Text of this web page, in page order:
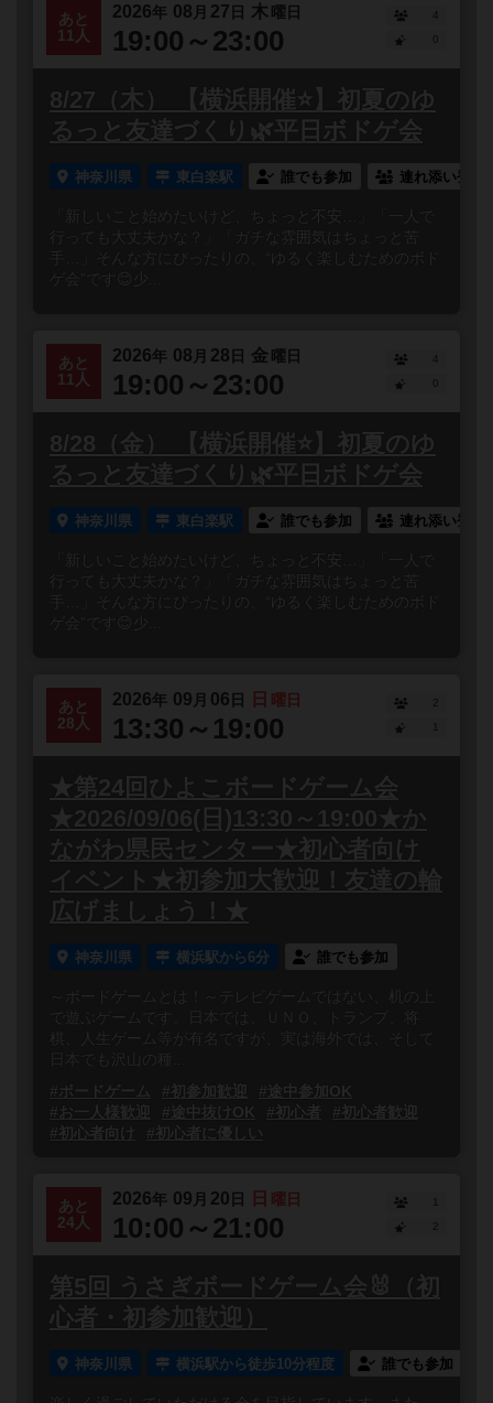
あと
11人
2026年 08 月 27 日 木曜日
19:00～23:00
4
8/27（木） 【横浜開催⭐️】初夏のゆ
るっと友達づくり🌿平日ボドゲ会
神奈川県 東白楽駅 誰でも参加 連れ添い登録
「新しいこと始めたいけど、ちょっと不安…」「一人で
行っても大丈夫かな？」「ガチな雰囲気はちょっと苦
手…」そんな方にぴったりの、“ゆるく楽しむためのボド
ゲ会”です😊少...
あと
11人
2026年 08 月 28 日 金曜日
19:00～23:00
4
8/28（金） 【横浜開催⭐️】初夏のゆ
るっと友達づくり🌿平日ボドゲ会
神奈川県 東白楽駅 誰でも参加 連れ添い登録
「新しいこと始めたいけど、ちょっと不安…」「一人で
行っても大丈夫かな？」「ガチな雰囲気はちょっと苦
手…」そんな方にぴったりの、“ゆるく楽しむためのボド
ゲ会”です😊少...
あと
28人
2026年 09 月 06 日 日 曜日
13:30～19:00
2
1
★第24回ひよこボードゲーム会
★2026/09/06(日)13:30～19:00★か
ながわ県民センター★初心者向け
イベント★初参加大歓迎！友達の輪
広げましょう！★
神奈川県 横浜駅から6分 誰でも参加
で遊ぶゲームです。日本では、ＵＮＯ、トランプ、将
棋、人生ゲーム等が有名ですが、実は海外では、そして
日本でも沢山の種...
#ボードゲーム
#初参加歓迎
#途中参加OK
#お一人様歓迎
#途中抜けOK #初心者
#初心者歓迎
#初心者向け
#初心者に優しい
あと
24人
2026年 09 月 20 日 日 曜日
10:00～21:00
1
2
第5回 うさぎボードゲーム会🐰（初
心者・初参加歓迎）
神奈川県 横浜駅から徒歩10分程度 誰でも参加